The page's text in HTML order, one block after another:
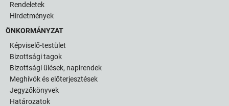
Rendeletek
Hirdetmények
ÖNKORMÁNYZAT
Képviselő-testület
Bizottsági tagok
Bizottsági ülések, napirendek
Meghívók és előterjesztések
Jegyzőkönyvek
Határozatok